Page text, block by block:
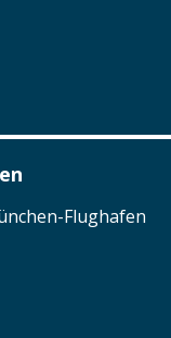
Flughafen